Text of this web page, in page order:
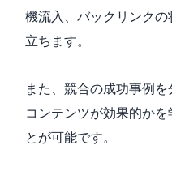
機流入、バックリンク
立ちます。
また、競合の成功事例
コンテンツが効果的か
とが可能です。